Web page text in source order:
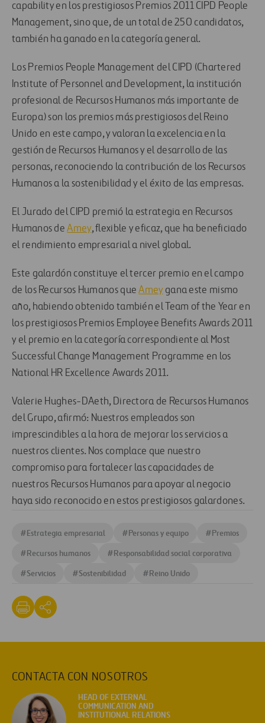
capability en los prestigiosos Premios 2011 CIPD People
Management, sino que, de un total de 250 candidatos,
también ha ganado en la categoría general.
Los Premios People Management del CIPD (Chartered
Institute of Personnel and Development, la institución
profesional de Recursos Humanos más importante de
Europa) son los premios más prestigiosos del Reino
Unido en este campo, y valoran la excelencia en la
gestión de Recursos Humanos y el desarrollo de las
personas, reconociendo la contribución de los Recursos
Humanos a la sostenibilidad y el éxito de las empresas.
El Jurado del CIPD premió la estrategia en Recursos
Humanos deAmey, flexible y eficaz, que ha beneficiado
el rendimiento empresarial a nivel global.
Este galardón constituye el tercer premio en el campo
de los Recursos Humanos queAmeygana este mismo
año, habiendo obtenido también el Team of the Year en
los prestigiosos Premios Employee Benefits Awards 2011
y el premio en la categoría correspondiente al Most
Successful Change Management Programme en los
National HR Excellence Awards 2011.
Valerie Hughes-DAeth, Directora de Recursos Humanos
del Grupo, afirmó: Nuestros empleados son
imprescindibles a la hora de mejorar los servicios a
nuestros clientes. Nos complace que nuestro
compromiso para fortalecer las capacidades de
nuestros Recursos Humanos para apoyar al negocio
haya sido reconocido en estos prestigiosos galardones.
#Estrategia empresarial #Personas y equipo #Premios
#Recursos humanos #Responsabilidad social corporativa
#Servicios #Sostenibilidad #Reino Unido
CONTACTA CON NOSOTROS
HEAD OF EXTERNAL
COMMUNICATION AND
INSTITUTIONAL RELATIONS